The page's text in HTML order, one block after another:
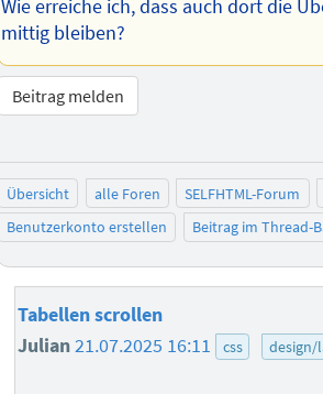
Wie erreiche ich, dass auch dort die
mittig bleiben?
Beitrag melden
Übersicht alle Foren
SELFHTML-Forum
Benutzerkonto erstellen
Beitrag im Thread-
Tabellen scrollen
Julian21.07.2025 16:11 css design/